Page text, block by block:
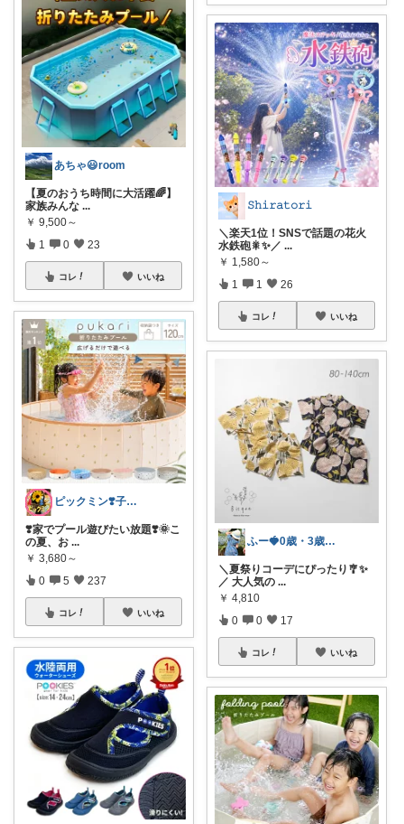
あちゃ😃room
【夏のおうち時間に大活躍🌈】
家族みんな ...
￥ 9,500～
1 0 23
コレ いいね
ピックミン❣️子育てパパママ応援グッズ
❣️家でプール遊びたい放題❣️🌞こ
の夏、お ...
￥ 3,680～
0 5 237
コレ いいね
𝚂𝚑𝚒𝚛𝚊𝚝𝚘𝚛𝚒
＼楽天1位！SNSで話題の花火
水鉄砲🎇✨／ ...
￥ 1,580～
1 1 26
コレ いいね
ふー🍓0歳・3歳のワンオペママ
＼夏祭りコーデにぴったり🎐✨
／ 大人気の ...
￥ 4,810
0 0 17
コレ いいね